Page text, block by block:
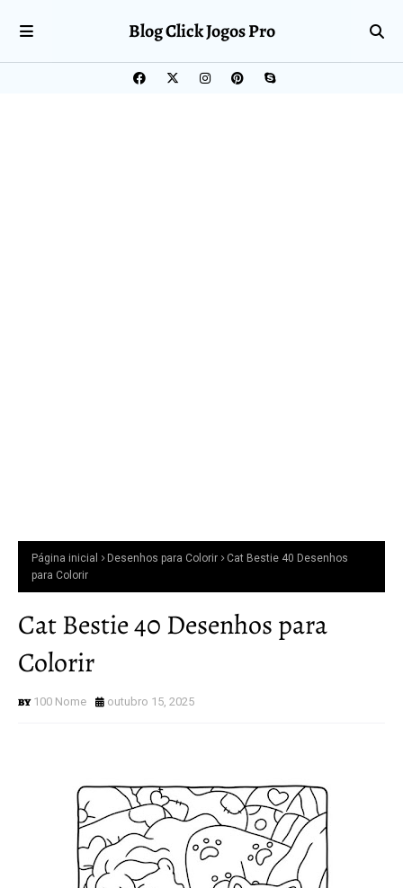
Blog Click Jogos Pro
Página inicial Desenhos para Colorir
Cat Bestie 40 Desenhos
para Colorir
Cat Bestie 40 Desenhos para
Colorir
100 Nome outubro 15, 2025